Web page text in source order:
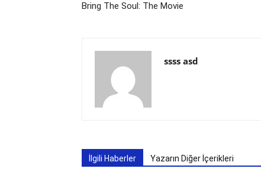
Bring The Soul: The Movie
ssss asd
İlgili Haberler Yazarın Diğer İçerikleri